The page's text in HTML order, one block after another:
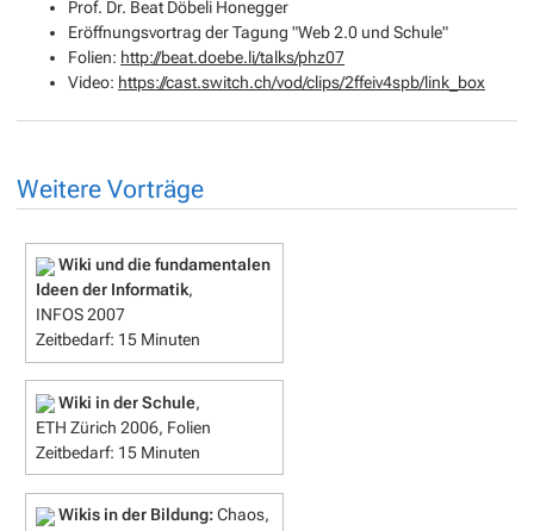
Prof. Dr. Beat Döbeli Honegger
Eröffnungsvortrag der Tagung "Web 2.0 und Schule"
Folien: http://beat.doebe.li/talks/phz07
Video: https://cast.switch.ch/vod/clips/2ffeiv4spb/link_box
Weitere Vorträge
Wiki und die fundamentalen
Ideen der Informatik,
INFOS 2007
Zeitbedarf: 15 Minuten
Wiki in der Schule,
ETH Zürich 2006, Folien
Zeitbedarf: 15 Minuten
Wikis in der Bildung: Chaos,